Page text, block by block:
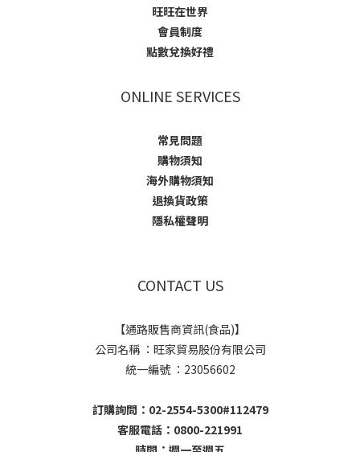
旺旺在世界
會員制度
點數兌換好禮
ONLINE SERVICES
常見問題
購物須知
海外購物須知
退換貨政策
隱私權聲明
CONTACT US
【通路販售商資訊(食品)】
公司名稱 ：旺家貿易股份有限公司
統一編號 ：23056602
訂購詢問：02-2554-5300#112479
客服電話：0800-221991